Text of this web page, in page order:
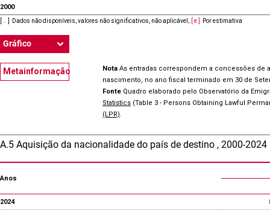
2000
Dados não disponíveis, valores não significativos, não aplicável ; [ e ] Por estimativa
Gráfico
Metainformação Nota As entradas correspondem a concessões de
nascimento, no ano fiscal terminado em 30 de
Fonte Quadro elaborado pelo Observatório da
Statistics (Table 3 - Persons Obtaining Lawful
(LPR).
A.5 Aquisição da nacionalidade do país de destino , 2000-2024
Anos
2024